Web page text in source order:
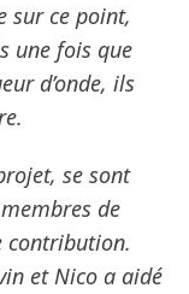
sur ce point,
une fois que
d’onde, ils
se sont
de
contribution.
et Nico a aidé